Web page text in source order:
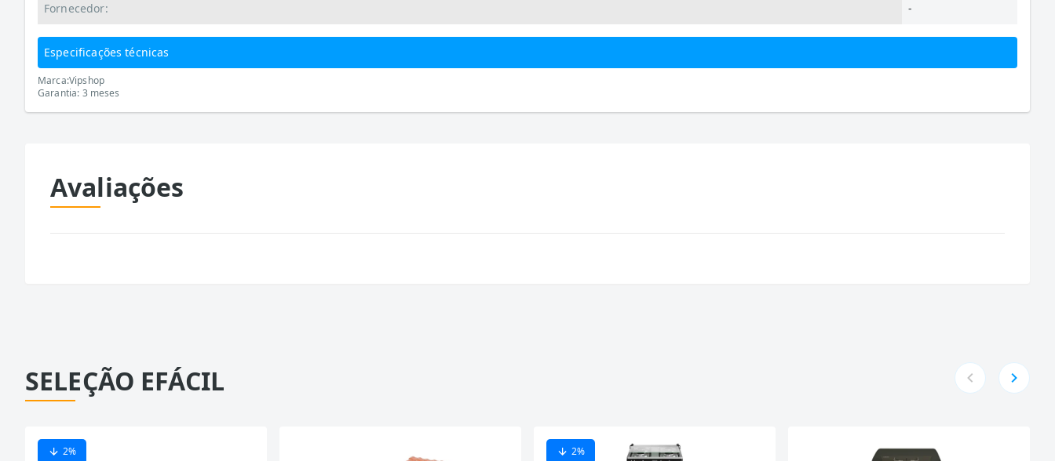
Fornecedor: -
Especificações técnicas
Marca:Vipshop
Garantia: 3 meses
Avaliações
SELEÇÃO EFÁCIL
2% 2%